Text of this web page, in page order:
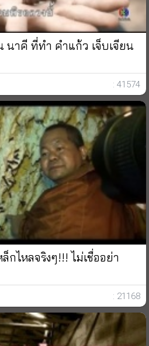
นาคี ที่ทำ คำแก้ว เจ็บเจียน
: 41574
กไหลจริงๆ!!! ไม่เชื่ออย่า
: 21168